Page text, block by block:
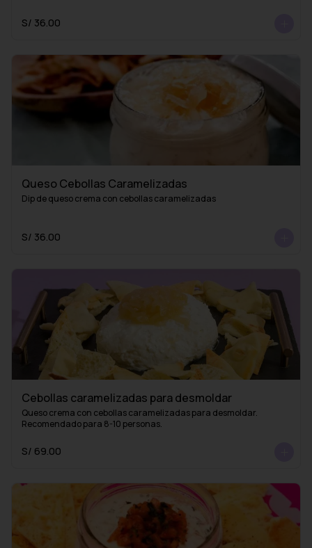
S/ 36.00
Queso Cebollas Caramelizadas
Dip de queso crema con cebollas caramelizadas
S/ 36.00
Cebollas caramelizadas para desmoldar
Queso crema con cebollas caramelizadas para desmoldar.
Recomendado para 8-10 personas.
S/ 69.00